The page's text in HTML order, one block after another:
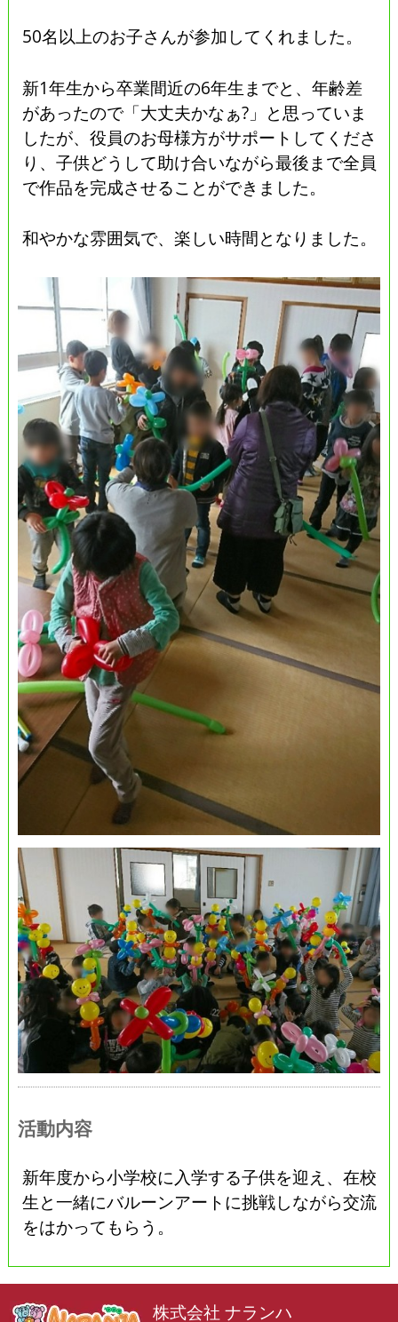
50名以上のお子さんが参加してくれました。
新1年生から卒業間近の6年生までと、年齢差
があったので「大丈夫かなぁ?」と思っていま
したが、役員のお母様方がサポートしてくださ
り、子供どうして助け合いながら最後まで全員
で作品を完成させることができました。
和やかな雰囲気で、楽しい時間となりました。
活動内容
新年度から小学校に入学する子供を迎え、在校
生と一緒にバルーンアートに挑戦しながら交流
をはかってもらう。
株式会社 ナランハ